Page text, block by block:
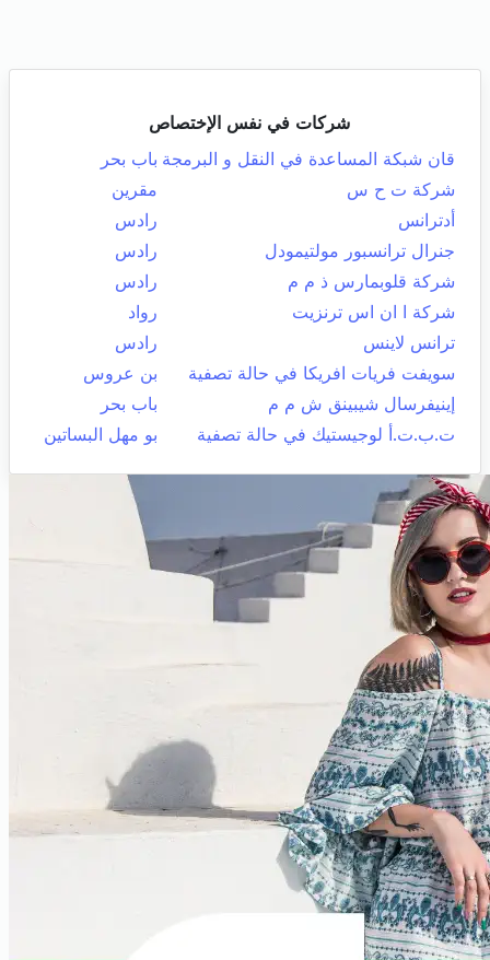
شركات في نفس الإختصاص
قان شبكة المساعدة في النقل و البرمجة باب بحر
شركة ت ح س
مقرين
أدترانس
رادس
جنرال ترانسبور مولتيمودل
رادس
شركة قلوبمارس ذ م م
رادس
شركة ا ان اس ترنزيت
رواد
ترانس لاينس
رادس
سويفت فريات افريكا في حالة تصفية
بن عروس
إينيفرسال شيبينق ش م م
باب بحر
ت.ب.ت.أ لوجيستيك في حالة تصفية
بو مهل البساتين